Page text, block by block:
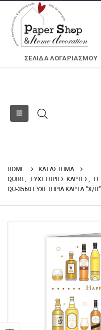
ΣΕΛΊΔΑ ΛΟΓΑΡΙΑΣΜΟΎ
HOME
ΚΑΤΑΣΤΗΜΑ
QUIRE
ΕΥΧΕΤΗΡΙΕΣ ΚΑΡΤΕΣ
QU-3560 ΕΥΧΕΤΗΡΙΑ ΚΑΡΤΑ “Χ/